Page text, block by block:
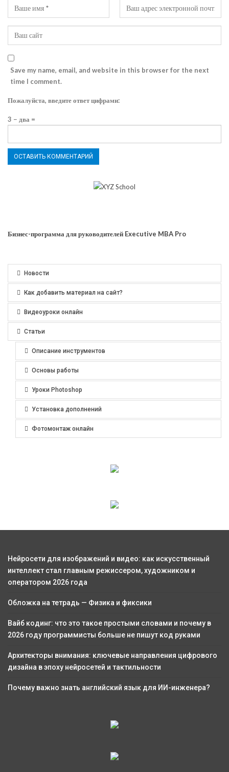
Save my name, email, and website in this browser for the next
time I comment.
Пожалуйста, введите ответ цифрами:
3 − два =
Бизнес-программа для руководителей Executive MBA Pro
Новости
Как добавить материал на сайт?
Видеоуроки онлайн
Статьи
Описание инструментов
Основы работы
Уроки Photoshop
Установка дополнений
Фотомонтаж онлайн
Нейросети для изображений и видео: как искусственный
интеллект стал главным режиссером, художником и
оператором 2026 года
Обложка на тетрадь — Физика и фиксики
Вайб кодинг: что это такое простыми словами и почему в
2026 году программисты больше не пишут код руками
Архитекторы внимания: ключевые направления цифрового
дизайна в эпоху нейросетей и тактильности
Почему важно знать английский язык для ИИ-инженера?